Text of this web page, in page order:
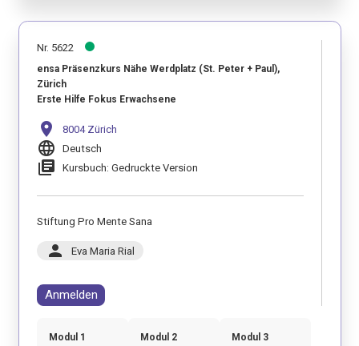
Nr. 5622
ensa Präsenzkurs Nähe Werdplatz (St. Peter + Paul),
Zürich
Erste Hilfe Fokus Erwachsene
location_on 8004 Zürich
language Deutsch
library_books Kursbuch: Gedruckte Version
Stiftung Pro Mente Sana
person Eva Maria Rial
Anmelden
Modul 1 Modul 2 Modul 3